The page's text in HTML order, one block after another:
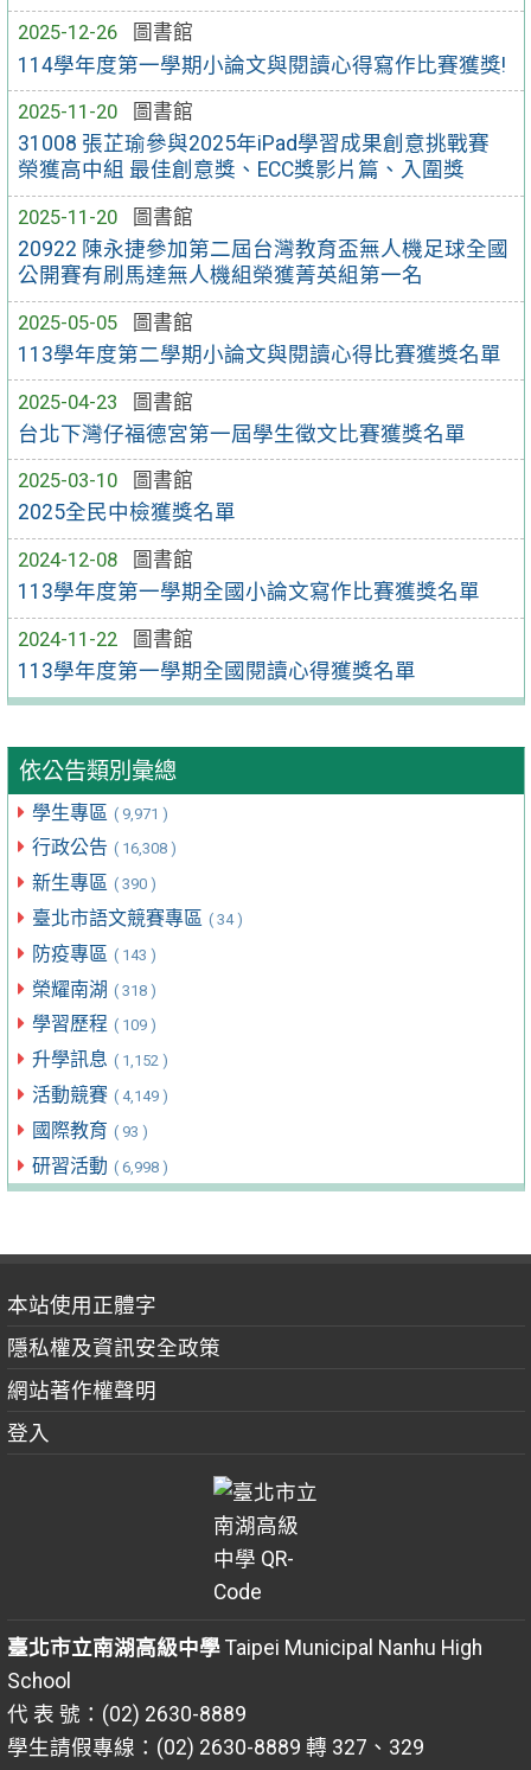
2025-12-26
圖書館
114學年度第一學期小論文與閱讀心得寫作比賽獲獎!
2025-11-20
圖書館
31008 張芷瑜參與2025年iPad學習成果創意挑戰賽
榮獲高中組 最佳創意獎、ECC獎影片篇、入圍獎
2025-11-20
圖書館
20922 陳永捷參加第二屆台灣教育盃無人機足球全國
公開賽有刷馬達無人機組榮獲菁英組第一名
2025-05-05
圖書館
113學年度第二學期小論文與閱讀心得比賽獲獎名單
2025-04-23
圖書館
台北下灣仔福德宮第一屆學生徵文比賽獲獎名單
2025-03-10
圖書館
2025全民中檢獲獎名單
2024-12-08
圖書館
113學年度第一學期全國小論文寫作比賽獲獎名單
2024-11-22
圖書館
113學年度第一學期全國閱讀心得獲獎名單
依公告類別彙總
學生專區 ( 9,971 )
行政公告 ( 16,308 )
新生專區 ( 390 )
臺北市語文競賽專區 ( 34 )
防疫專區 ( 143 )
榮耀南湖 ( 318 )
學習歷程 ( 109 )
升學訊息 ( 1,152 )
活動競賽 ( 4,149 )
國際教育 ( 93 )
研習活動 ( 6,998 )
本站使用正體字
隱私權及資訊安全政策
網站著作權聲明
登入
臺北市立南湖高級中學Taipei Municipal Nanhu High
School
代 表 號：(02) 2630-8889
學生請假專線：(02) 2630-8889 轉 327、329